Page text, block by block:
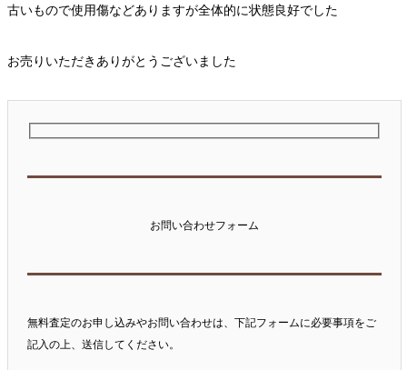
古いもので使用傷などありますが全体的に状態良好でした
お売りいただきありがとうございました
お問い合わせフォーム
無料査定のお申し込みやお問い合わせは、下記フォームに必要事項をご
記入の上、送信してください。